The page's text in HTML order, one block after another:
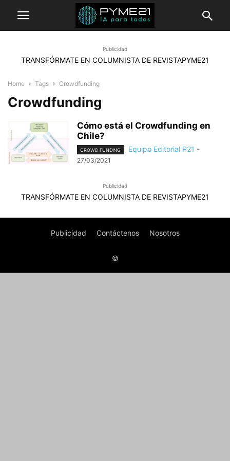
Publicidad
TRANSFÓRMATE EN COLUMNISTA DE REVISTAPYME21
Home Tags Crowdfunding
Crowdfunding
Cómo está el Crowdfunding en
Chile?
CROWD FUNDING Equipo Editorial P21 -
27/03/2021
Publicidad
TRANSFÓRMATE EN COLUMNISTA DE REVISTAPYME21
Publicidad Contáctenos Nosotros
©